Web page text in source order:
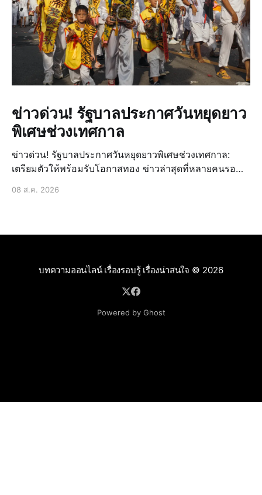
ข่าวด่วน! รัฐบาลประกาศวันหยุดยาว
พิเศษช่วงเทศกาล
ข่าวด่วน! รัฐบาลประกาศวันหยุดยาวพิเศษช่วงเทศกาล:
เตรียมตัวให้พร้อมรับโอกาสทอง ข่าวล่าสุดที่หลายคนรอ
08 ส.ค. 2026
บทความออนไลน์ เรื่องรอบรู้ เรื่องน่าสนใจ © 2026
Powered by Ghost